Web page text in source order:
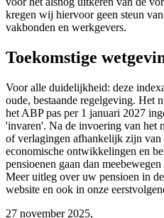
kregen wij hiervoor geen steun
vakbonden en werkgevers.
Toekomstige
Voor alle duidelijkheid: deze
oude, bestaande regelgeving. Het
het ABP pas per 1 januari 2027
'invaren'. Na de invoering van het
of verlagingen afhankelijk zijn van
economische ontwikkelingen en
pensioenen gaan dan
Meer uitleg over uw pensioen in
website en ook in onze
27 november 2025,